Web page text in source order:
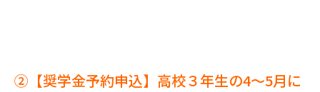
②【奨学金予約申込】高校３年生の4～5月に